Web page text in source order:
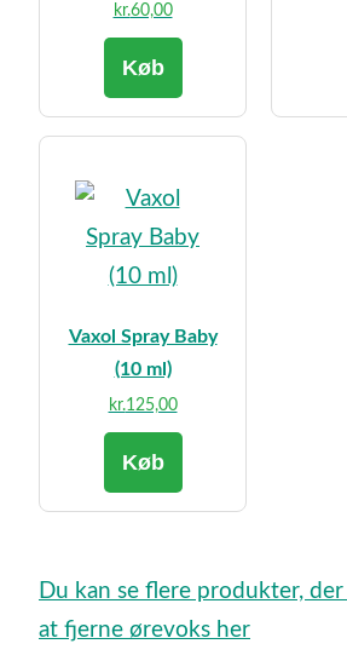
kr.60,00
Køb
Vaxol Spray Baby
(10 ml)
kr.125,00
Køb
Du kan se flere produkter, der
at fjerne ørevoks her